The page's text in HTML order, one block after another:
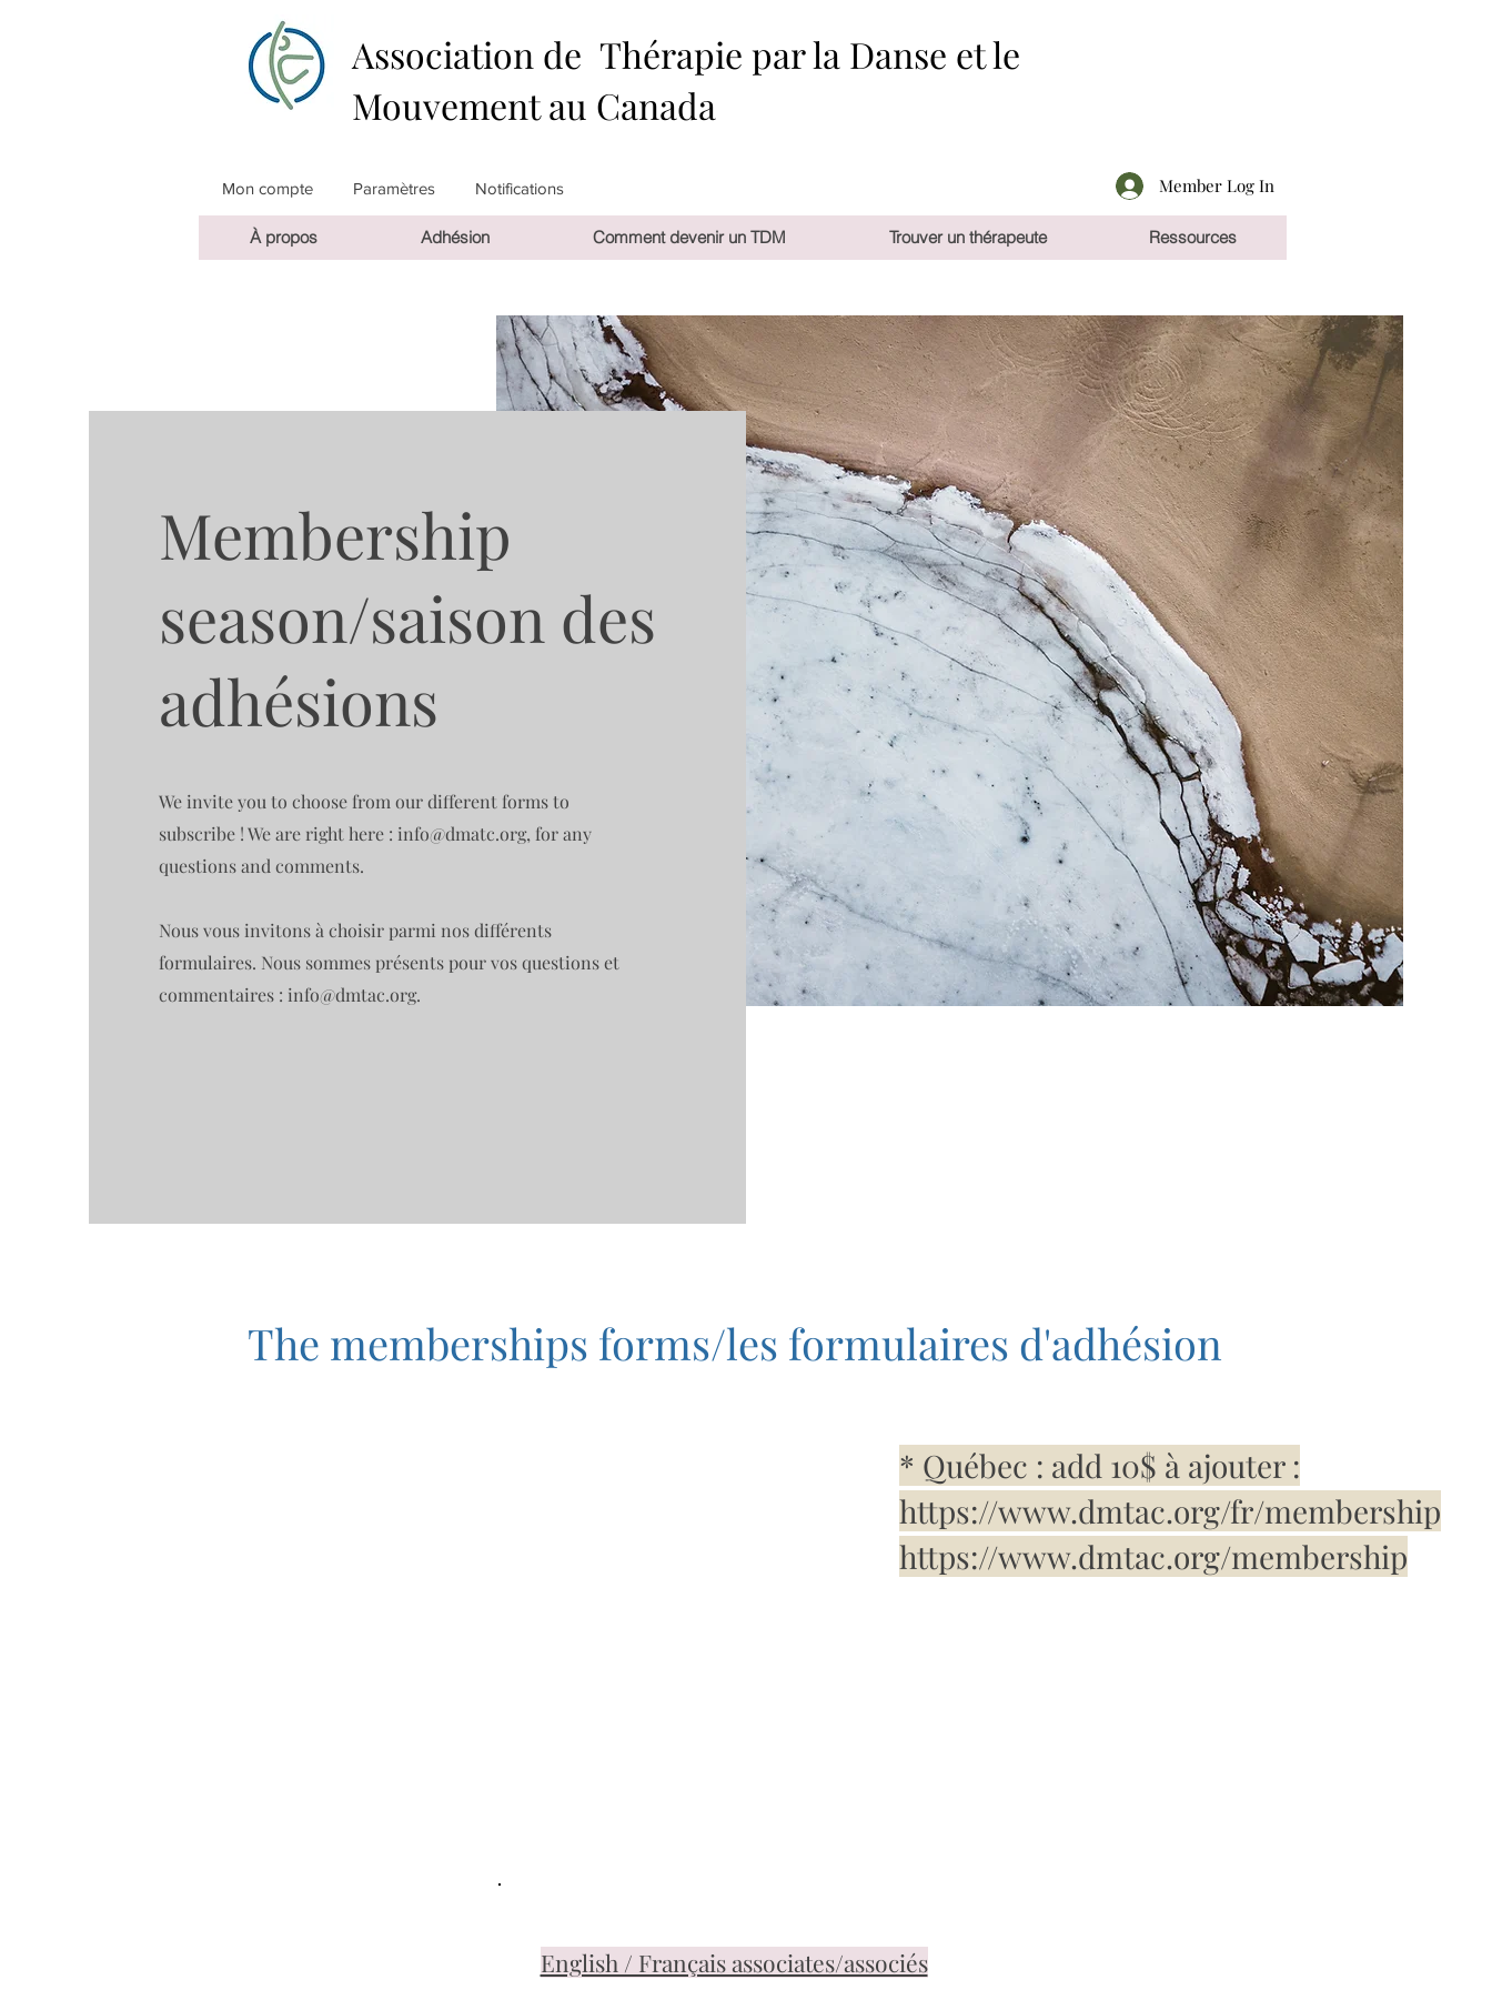
Association de Thérapie par la Danse et le
Mouvement au Canada
Mon compte Paramètres Notifications Member Log In
À propos Adhésion Comment devenir un TDM Trouver un thérapeute Ressources
Membership
season/saison des
adhésions
We invite you to choose from our different forms to
subscribe ! We are right here : info@dmatc.org, for any
questions and comments.
Nous vous invitons à choisir parmi nos différents
formulaires. Nous sommes présents pour vos questions et
commentaires : info@dmtac.org.
The memberships forms/les formulaires d'adhésion
* Québec : add 10$ à ajouter :
https://www.dmtac.org/fr/membership
https://www.dmtac.org/membership
English / Français associates/associés